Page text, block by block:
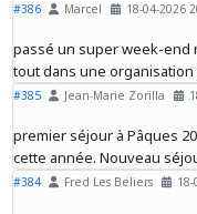
#386 Marcel 18-04-2026
passé un super week-end
tout dans une
#385 Jean-Marie Zorilla
premier séjour à Pâques
cette année. Nouveau
#384 Fred Les Beliers